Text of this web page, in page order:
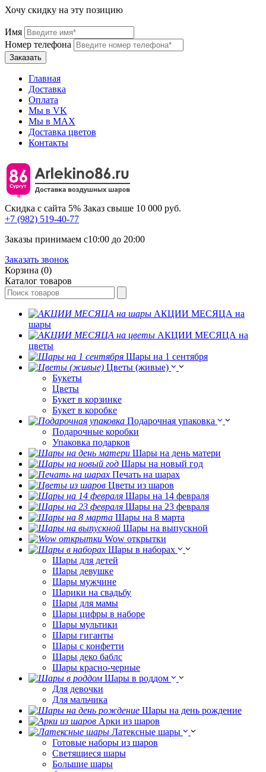
Хочу скидку на эту позицию
Имя
Номер телефона
Главная
Доставка
Оплата
Мы в VK
Мы в МАХ
Доставка цветов
Контакты
Скидка с сайта 5% Заказ свыше 10 000 руб.
+7 (982) 519-40-77
Заказы принимаем с10:00 до 20:00
Заказать звонок
Корзина (0)
Каталог товаров
АКЦИИ МЕСЯЦА на
шары
АКЦИИ МЕСЯЦА на
цветы
Шары на 1 сентября
Цветы (живые)
Букеты
Цветы
Букет в корзинке
Букет в коробке
Подарочная упаковка
Подарочные коробки
Упаковка подарков
Шары на день матери
Шары на новый год
Печать на шарах
Цветы из шаров
Шары на 14 февраля
Шары на 23 февраля
Шары на 8 марта
Шары на выпускной
Wow открытки
Шары в наборах
Шары для детей
Шары девушке
Шары мужчине
Шарики на свадьбу
Шары для мамы
Шары цифры в наборе
Шары мультики
Шары гиганты
Шары с конфетти
Шары деко баблс
Шары красно-черные
Шары в роддом
Для девочки
Для мальчика
Шары на день рождение
Арки из шаров
Латексные шары
Готовые наборы из шаров
Светящиеся шары
Большие шары